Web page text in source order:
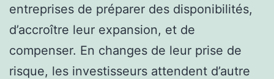
entreprises de préparer des disponibilités,
d’accroître leur expansion, et de
compenser. En changes de leur prise de
risque, les investisseurs attendent d’autre